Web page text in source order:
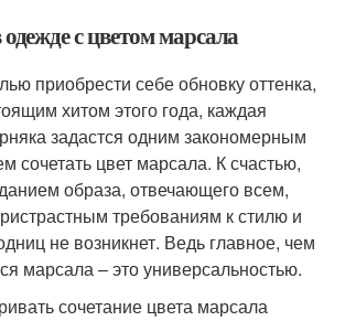
с цветом марсала
приобрести себе обновку оттенка,
хитом этого года, каждая
задастся одним закономерным
сочетать цвет марсала. К счастью,
образа, отвечающего всем,
требованиям к стилю и
не возникнет. Ведь главное, чем
марсала – это универсальностью.
сочетание цвета марсала